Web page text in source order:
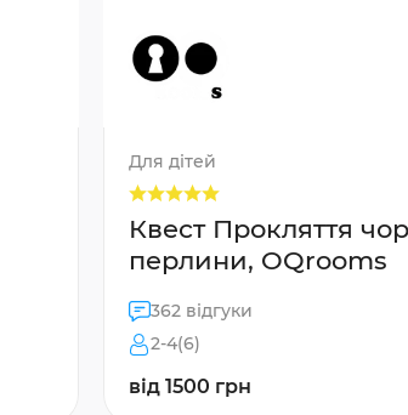
Для дітей
Квест Прокляття
перлини, OQrooms
362 відгуки
2-4(6)
від 1500 грн